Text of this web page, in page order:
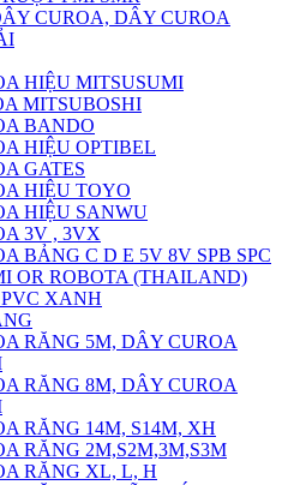
CUROA, DÂY CUROA
HIỆU MITSUSUMI
MITSUBOSHI
BANDO
HIỆU OPTIBEL
GATES
HIỆU TOYO
HIỆU SANWU
3V , 3VX
BẢNG C D E 5V 8V SPB SPC
OR ROBOTA (THAILAND)
XANH
RĂNG 5M, DÂY CUROA
RĂNG 8M, DÂY CUROA
RĂNG 14M, S14M, XH
RĂNG 2M,S2M,3M,S3M
RĂNG XL, L, H